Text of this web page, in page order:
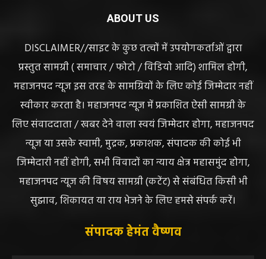
ABOUT US
DISCLAIMER//साइट के कुछ तत्वों में उपयोगकर्ताओं द्वारा
प्रस्तुत सामग्री ( समाचार / फोटो / विडियो आदि) शामिल होगी,
महाजनपद न्यूज इस तरह के सामग्रियों के लिए कोई जिम्मेदार नहीं
स्वीकार करता है। महाजनपद न्यूज में प्रकाशित ऐसी सामग्री के
लिए संवाददाता / खबर देने वाला स्वयं जिम्मेदार होगा, महाजनपद
न्यूज या उसके स्वामी, मुद्रक, प्रकाशक, संपादक की कोई भी
जिम्मेदारी नहीं होगी, सभी विवादों का न्याय क्षेत्र महासमुंद होगा,
महाजनपद न्यूज की विषय सामग्री (कटेंट) से संबंधित किसी भी
सुझाव, शिकायत या राय भेजने के लिए हमसे संपर्क करें।
संपादक हेमंत वैष्णव